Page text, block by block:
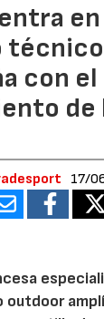
con el
de
17/
outdoor